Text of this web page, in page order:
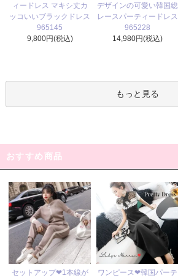
ィードレス マキシ丈カ
ッコいいブラックドレス
965145
9,800円(税込)
デザインの可愛い韓国総
レースパーティードレス
965228
14,980円(税込)
もっと見る
おすすめ商品
セットアップ❤1本線が
ワンピース❤韓国パーテ